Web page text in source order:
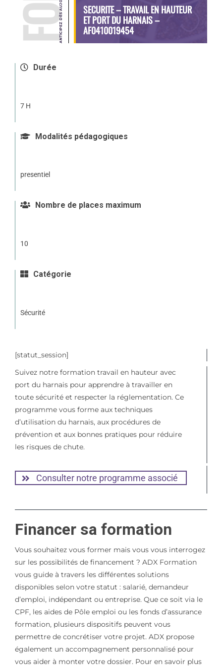
SECURITE – TRAVAIL EN HAUTEUR
ET PORT DU HARNAIS –
AF0410019454
Durée
7 H
Modalités pédagogiques
presentiel
Nombre de places maximum
10
Catégorie
Sécurité
[statut_session]
Suivez notre formation travail en hauteur avec
port du harnais pour apprendre à travailler en
toute sécurité et respecter la réglementation. Ce
programme vous forme aux techniques
d’utilisation du harnais, aux procédures de
prévention et aux bonnes pratiques pour réduire
les risques de chute.
Consulter notre programme associé
Financer sa formation
Vous souhaitez vous former mais vous vous interrogez
sur les possibilités de financement ? ADX Formation
vous guide à travers les différentes solutions
disponibles selon votre statut : salarié, demandeur
d’emploi, indépendant ou entreprise. Que ce soit via le
CPF, les aides de Pôle emploi ou les fonds d’assurance
formation, plusieurs dispositifs peuvent vous
permettre de concrétiser votre projet. ADX propose
également un accompagnement personnalisé pour
vous aider à monter votre dossier. Pour en savoir plus